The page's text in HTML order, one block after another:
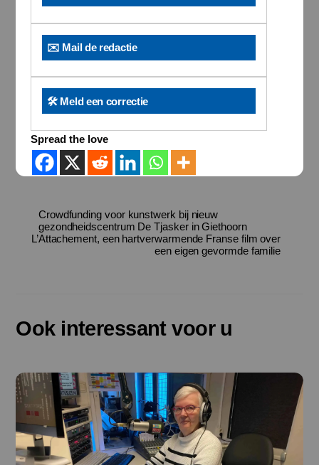
✉️ Mail de redactie
🛠️ Meld een correctie
Spread the love
Crowdfunding voor kunstwerk bij nieuw
gezondheidscentrum De Tjasker in Giethoorn
L’Attachement, een hartverwarmende Franse film over
een eigen gevormde familie
Ook interessant voor u